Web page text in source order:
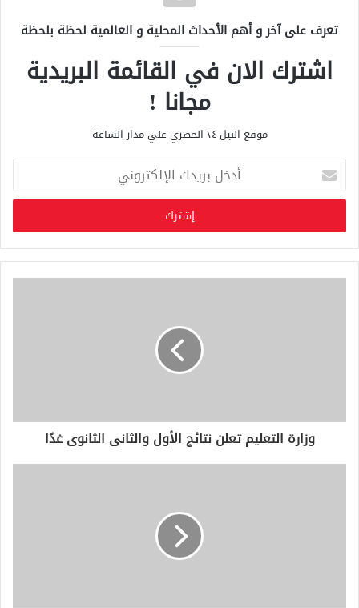
تعرف على آخر و أهم الأحداث المحلية و العالمية لحظة بلحظة
اشترك الان في القائمة البريدية
مجانا !
موقع النيل ٢٤ الحصري علي مدار الساعة
خ
ب
ر
ي
ر
ي
وزارة التعليم تعلن نتائج الأول والثانى الثانوى غدًا